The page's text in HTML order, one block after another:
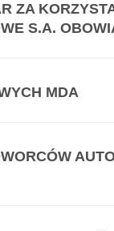
ZA
S.A.
MDA